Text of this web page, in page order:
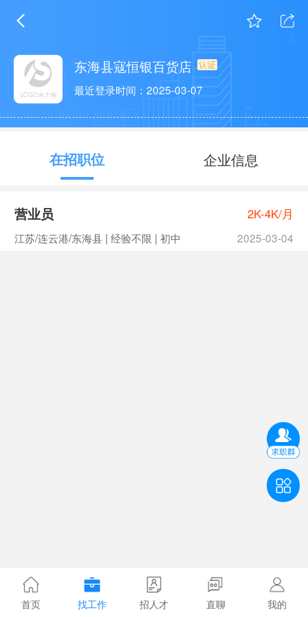
东海县寇恒银百货店
最近登录时间：2025-03-07
在招职位 企业信息
营业员 2K-4K/月
江苏/连云港/东海县 | 经验不限 | 初中 2025-03-04
首页 找工作 招人才 直聊 我的